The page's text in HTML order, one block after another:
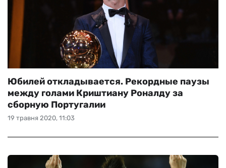
19 травня 2020, 11:03
Юбилей откладывается. Рекордные паузы
между голами Криштиану Роналду за
сборную Португалии